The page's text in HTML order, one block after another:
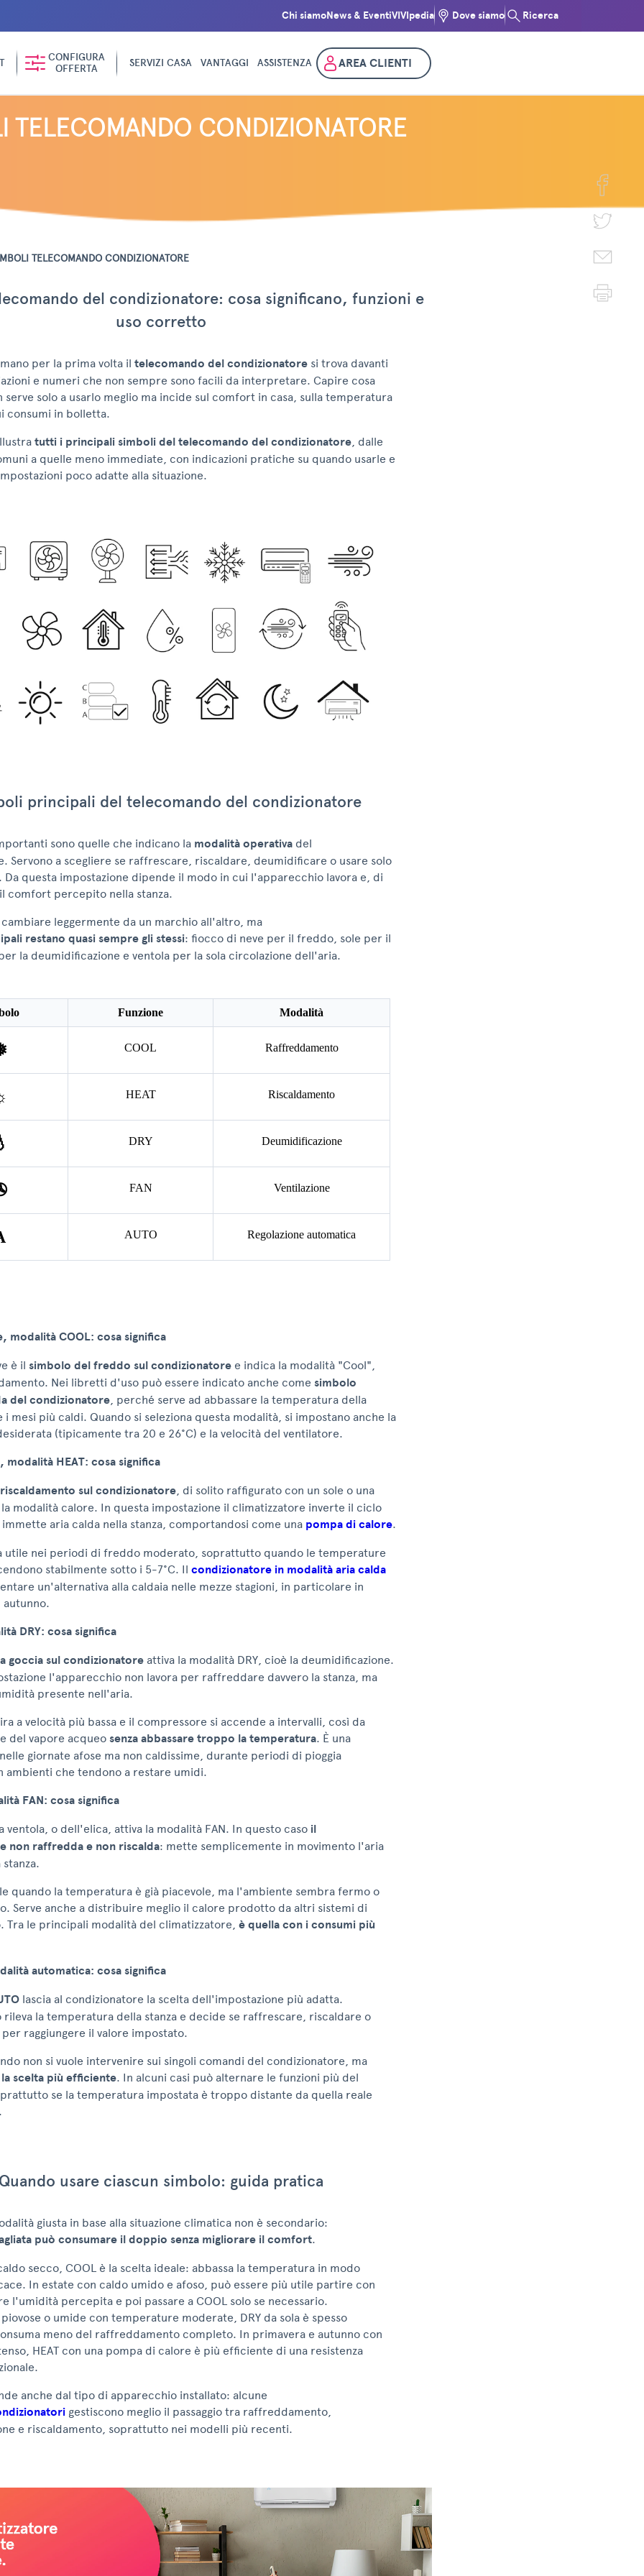
Chi siamoNews & EventiVIVIpedia Dove siamo Ricerca
CONFIGURA
OFFERTA
SERVIZI CASA VANTAGGI ASSISTENZA AREA CLIENTI
TELECOMANDO CONDIZIONATORE
TELECOMANDO CONDIZIONATORE
del condizionatore: cosa significano, funzioni e
uso corretto
per la prima volta il telecomando del condizionatore si trova davanti
e numeri che non sempre sono facili da interpretare. Capire cosa
serve solo a usarlo meglio ma incide sul comfort in casa, sulla temperatura
consumi in bolletta.
tutti i principali simboli del telecomando del condizionatore, dalle
a quelle meno immediate, con indicazioni pratiche su quando usarle e
poco adatte alla situazione.
principali del telecomando del condizionatore
sono quelle che indicano la modalità operativa del
Servono a scegliere se raffrescare, riscaldare, deumidificare o usare solo
Da questa impostazione dipende il modo in cui l'apparecchio lavora e, di
comfort percepito nella stanza.
leggermente da un marchio all'altro, ma
restano quasi sempre gli stessi: fiocco di neve per il freddo, sole per il
la deumidificazione e ventola per la sola circolazione dell'aria.
Funzione Modalità
COOL Raffreddamento
HEAT Riscaldamento
DRY Deumidificazione
FAN Ventilazione
AUTO Regolazione automatica
modalità COOL: cosa significa
è il simbolo del freddo sul condizionatore e indica la modalità "Cool",
Nei libretti d'uso può essere indicato anche come simbolo
del condizionatore, perché serve ad abbassare la temperatura della
i mesi più caldi. Quando si seleziona questa modalità, si impostano anche la
(tipicamente tra 20 e 26°C) e la velocità del ventilatore.
modalità HEAT: cosa significa
sul condizionatore, di solito raffigurato con un sole o una
modalità calore. In questa impostazione il climatizzatore inverte il ciclo
aria calda nella stanza, comportandosi come una pompa di calore.
utile nei periodi di freddo moderato, soprattutto quando le temperature
stabilmente sotto i 5-7°C. Il condizionatore in modalità aria calda
un'alternativa alla caldaia nelle mezze stagioni, in particolare in
autunno.
DRY: cosa significa
goccia sul condizionatore attiva la modalità DRY, cioè la deumidificazione.
l'apparecchio non lavora per raffreddare davvero la stanza, ma
presente nell'aria.
a velocità più bassa e il compressore si accende a intervalli, così da
del vapore acqueo senza abbassare troppo la temperatura. È una
giornate afose ma non caldissime, durante periodi di pioggia
ambienti che tendono a restare umidi.
FAN: cosa significa
ventola, o dell'elica, attiva la modalità FAN. In questo caso il
non raffredda e non riscalda: mette semplicemente in movimento l'aria
quando la temperatura è già piacevole, ma l'ambiente sembra fermo o
Serve anche a distribuire meglio il calore prodotto da altri sistemi di
Tra le principali modalità del climatizzatore, è quella con i consumi più
automatica: cosa significa
lascia al condizionatore la scelta dell'impostazione più adatta.
la temperatura della stanza e decide se raffrescare, riscaldare o
raggiungere il valore impostato.
non si vuole intervenire sui singoli comandi del condizionatore, ma
scelta più efficiente. In alcuni casi può alternare le funzioni più del
se la temperatura impostata è troppo distante da quella reale
usare ciascun simbolo: guida pratica
giusta in base alla situazione climatica non è secondario:
può consumare il doppio senza migliorare il comfort.
secco, COOL è la scelta ideale: abbassa la temperatura in modo
In estate con caldo umido e afoso, può essere più utile partire con
l'umidità percepita e poi passare a COOL solo se necessario.
o umide con temperature moderate, DRY da sola è spesso
meno del raffreddamento completo. In primavera e autunno con
HEAT con una pompa di calore è più efficiente di una resistenza
anche dal tipo di apparecchio installato: alcune
gestiscono meglio il passaggio tra raffreddamento,
e riscaldamento, soprattutto nei modelli più recenti.